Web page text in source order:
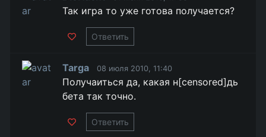
Так игра то уже готова получается?
Ответить
Targa 08 июля 2010, 11:40
Получаиться да, какая н[censored]дь
бета так точно.
Ответить